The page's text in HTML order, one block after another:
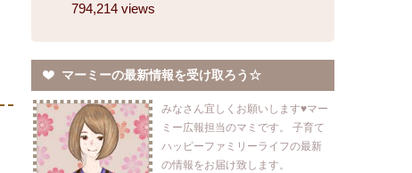
794,214 views
マーミーの最新情報を受け取ろう☆
みなさん宜しくお願いします♥マー
ミー広報担当のマミです。 子育て
ハッピーファミリーライフの最新
の情報をお届け致します。